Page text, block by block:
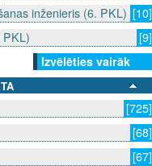
inženieris (6. PKL) [10]
PKL)
[9]
Izvēlēties vairāk
[725]
[68]
[67]